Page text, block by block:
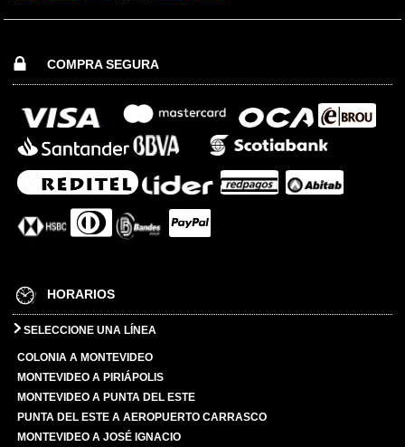
COMPRA SEGURA
HORARIOS
SELECCIONE UNA LÍNEA
COLONIA A MONTEVIDEO
MONTEVIDEO A PIRIÁPOLIS
MONTEVIDEO A PUNTA DEL ESTE
PUNTA DEL ESTE A AEROPUERTO CARRASCO
MONTEVIDEO A JOSÉ IGNACIO